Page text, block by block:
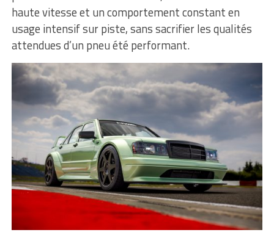
haute vitesse et un comportement constant en
usage intensif sur piste, sans sacrifier les qualités
attendues d’un pneu été performant.